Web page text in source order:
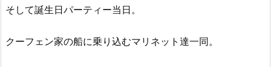
そして誕生日パーティー当日。
クーフェン家の船に乗り込むマリネット達一同。